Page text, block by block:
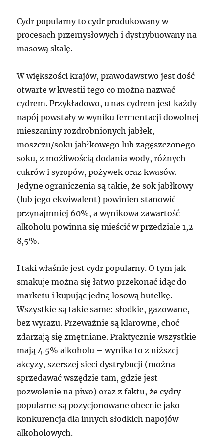
Cydr popularny to cydr produkowany w
procesach przemysłowych i dystrybuowany na
masową skalę.
W większości krajów, prawodawstwo jest dość
otwarte w kwestii tego co można nazwać
cydrem. Przykładowo, u nas cydrem jest każdy
napój powstały w wyniku fermentacji dowolnej
mieszaniny rozdrobnionych jabłek,
moszczu/soku jabłkowego lub zagęszczonego
soku, z możliwością dodania wody, różnych
cukrów i syropów, pożywek oraz kwasów.
Jedyne ograniczenia są takie, że sok jabłkowy
(lub jego ekwiwalent) powinien stanowić
przynajmniej 60%, a wynikowa zawartość
alkoholu powinna się mieścić w przedziale 1,2 –
8,5%.
I taki właśnie jest cydr popularny. O tym jak
smakuje można się łatwo przekonać idąc do
marketu i kupując jedną losową butelkę.
Wszystkie są takie same: słodkie, gazowane,
bez wyrazu. Przeważnie są klarowne, choć
zdarzają się zmętniane. Praktycznie wszystkie
mają 4,5% alkoholu – wynika to z niższej
akcyzy, szerszej sieci dystrybucji (można
sprzedawać wszędzie tam, gdzie jest
pozwolenie na piwo) oraz z faktu, że cydry
popularne są pozycjonowane obecnie jako
konkurencja dla innych słodkich napojów
alkoholowych.